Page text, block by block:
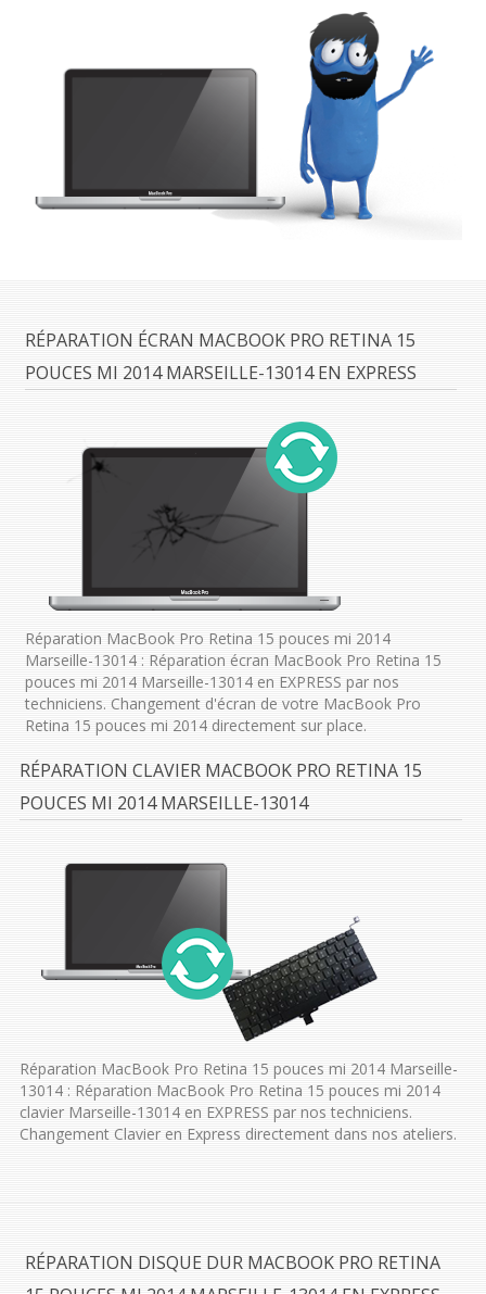
RÉPARATION ÉCRAN MACBOOK PRO RETINA 15
POUCES MI 2014 MARSEILLE-13014 EN EXPRESS
Réparation MacBook Pro Retina 15 pouces mi 2014
Marseille-13014 : Réparation écran MacBook Pro Retina 15
pouces mi 2014 Marseille-13014 en EXPRESS par nos
techniciens. Changement d'écran de votre MacBook Pro
Retina 15 pouces mi 2014 directement sur place.
RÉPARATION CLAVIER MACBOOK PRO RETINA 15
POUCES MI 2014 MARSEILLE-13014
Réparation MacBook Pro Retina 15 pouces mi 2014 Marseille-
13014 : Réparation MacBook Pro Retina 15 pouces mi 2014
clavier Marseille-13014 en EXPRESS par nos techniciens.
Changement Clavier en Express directement dans nos ateliers.
RÉPARATION DISQUE DUR MACBOOK PRO RETINA